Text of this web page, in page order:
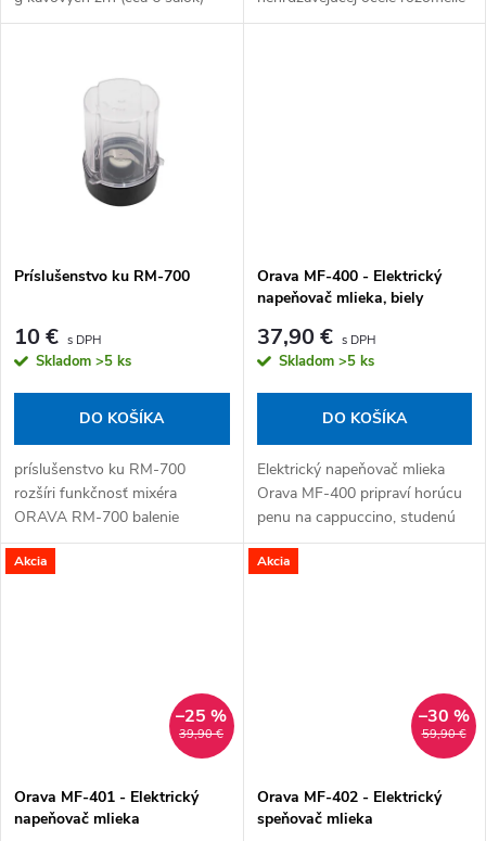
naraz – čerstvá mletá káva s
až 45 g kávových zŕn (cca 6
Príslušenstvo ku RM-700
10 €
Skladom >5 ks
DO KOŠÍKA
príslušenstvo ku RM-700
rozšíri funkčnosť mixéra
ORAVA RM-700 balenie
obsahuje mlynček na kávu
Orava MF-400 - Elektrický
napeňovač mlieka, biely
37,90 €
Skladom >5 ks
DO KOŠÍKA
Elektrický napeňovač mlieka
Orava MF-400 pripraví horúcu
penu na cappuccino, studenú
penu na ľadovú kávu aj ohrieva
mlieko – všetko v jednom
Akcia
39,90 €
–25 %
Orava MF-401 - Elektrický
napeňovač mlieka
Akcia
59,90 €
–30 %
Orava MF-402 - Elektrický
speňovač mlieka